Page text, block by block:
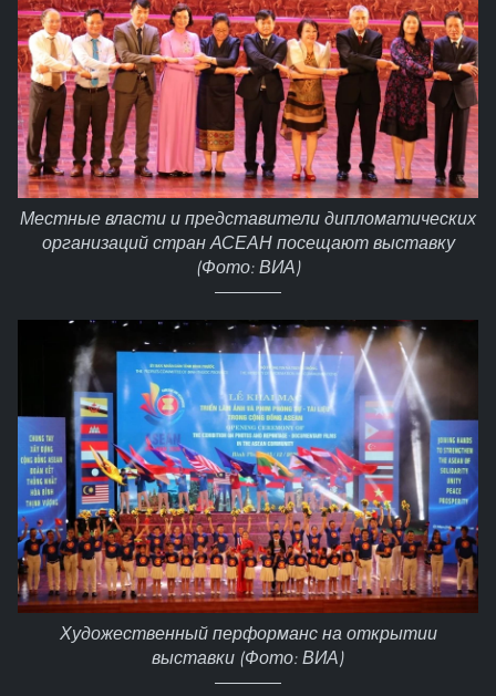
Местные власти и представители дипломатических
организаций стран АСЕАН посещают выставку
(Фото: ВИА)
Художественный перформанс на открытии
выставки (Фото: ВИА)